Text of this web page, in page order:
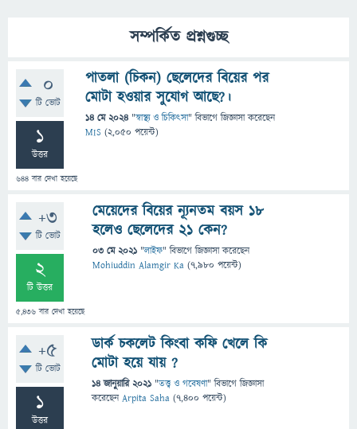
সম্পর্কিত প্রশ্নগুচ্ছ
0
টি ভোট
1
উত্তর
644 বার দেখা হয়েছে
পাতলা (চিকন) ছেলেদের বিয়ের পর
মোটা হওয়ার সুযোগ আছে?।
14 মে 2024 "স্বাস্থ্য ও চিকিৎসা" বিভাগে জিজ্ঞাসাকরেছেন
MIS (2,050 পয়েন্ট)
+3
টি ভোট
2
টি উত্তর
5,436 বার দেখা হয়েছে
মেয়েদের বিয়ের ন্যূনতম বয়স ১৮
হলেও ছেলেদের ২১ কেন?
03 মে 2021 "লাইফ" বিভাগে জিজ্ঞাসাকরেছেন
Mohiuddin Alamgir Ka (7,980 পয়েন্ট)
+5
টি ভোট
1
উত্তর
ডার্ক চকলেট কিংবা কফি খেলে কি
মোটা হয়ে যায় ?
14 জানুয়ারি 2021 "তত্ত্ব ও গবেষণা" বিভাগে জিজ্ঞাসা
করেছেনArpita Saha (7,400 পয়েন্ট)